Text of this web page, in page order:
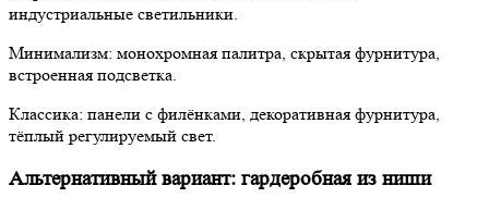
индустриальные светильники.
Минимализм: монохромная палитра, скрытая фурнитура,
встроенная подсветка.
Классика: панели с филёнками, декоративная фурнитура,
тёплый регулируемый свет.
Альтернативный вариант: гардеробная из ниши